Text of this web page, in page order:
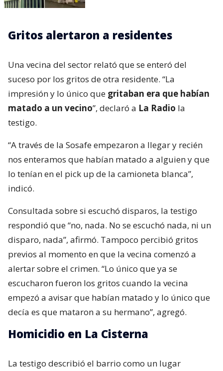
Gritos alertaron a residentes
Una vecina del sector relató que se enteró del
suceso por los gritos de otra residente. “La
impresión y lo único que gritaban era que habían
matado a un vecino”, declaró a La Radio la
testigo.
“A través de la Sosafe empezaron a llegar y recién
nos enteramos que habían matado a alguien y que
lo tenían en el pick up de la camioneta blanca”,
indicó.
Consultada sobre si escuchó disparos, la testigo
respondió que “no, nada. No se escuchó nada, ni un
disparo, nada”, afirmó. Tampoco percibió gritos
previos al momento en que la vecina comenzó a
alertar sobre el crimen. “Lo único que ya se
escucharon fueron los gritos cuando la vecina
empezó a avisar que habían matado y lo único que
decía es que mataron a su hermano”, agregó.
Homicidio en La Cisterna
La testigo describió el barrio como un lugar